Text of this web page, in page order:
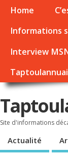
Home
Informations
Interview
Site d'informations
Actualité